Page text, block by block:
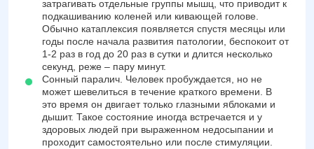
затрагивать отдельные группы мышц, что приводит к
подкашиванию коленей или кивающей голове.
Обычно катаплексия появляется спустя месяцы или
годы после начала развития патологии, беспокоит от
1-2 раз в год до 20 раз в сутки и длится несколько
секунд, реже – пару минут.
Сонный паралич. Человек пробуждается, но не
может шевелиться в течение краткого времени. В
это время он двигает только глазными яблоками и
дышит. Такое состояние иногда встречается и у
здоровых людей при выраженном недосыпании и
проходит самостоятельно или после стимуляции.